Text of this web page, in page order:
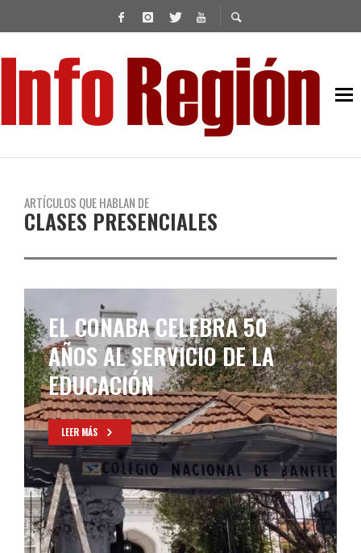
ARTÍCULOS QUE HABLAN DE
CLASES PRESENCIALES
LOS MINISTROS DE
EDUCACIÓN ACORDARON EL
REGRESO A LA
PRESENCIALIDAD PLENA
LEER MÁS